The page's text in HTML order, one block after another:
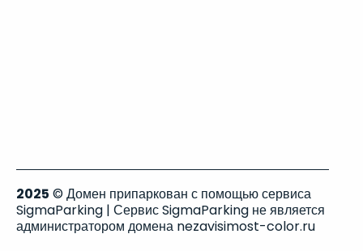
2025 © Домен припаркован с помощью сервиса
SigmaParking | Сервис SigmaParking не является
администратором домена nezavisimost-color.ru